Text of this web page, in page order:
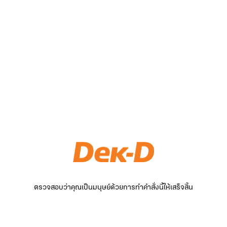
ตรวจสอบว่าคุณเป็นมนุษย์ด้วยการทำคำสั่งนี้ให้เสร็จสิ้น